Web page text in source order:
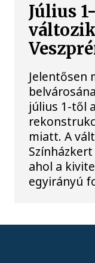
Július
Jelentősen
július 1-től
miatt. A
ahol a
egyirányú